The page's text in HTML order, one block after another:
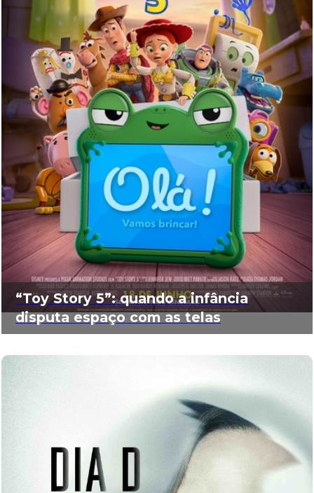
“Toy Story 5”: quando a infância
disputa espaço com as telas